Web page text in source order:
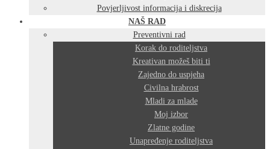
Povjerljivost informacija i diskrecija
NAŠ RAD
Preventivni rad
Korak do roditeljstva
Kreativan možeš biti ti
Zajedno do uspjeha
Civilna hrabrost
Mladi za mlade
Moj izbor
Zlatne godine
Unapređenje roditeljstva